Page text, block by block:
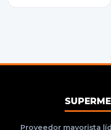
Proveedor mayorista